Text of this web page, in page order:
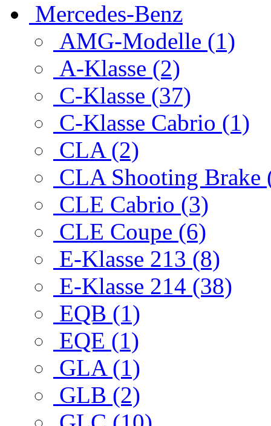
Mercedes-Benz
AMG-Modelle (1)
A-Klasse (2)
C-Klasse (37)
C-Klasse Cabrio (1)
CLA (2)
CLA Shooting Brake
CLE Cabrio (3)
CLE Coupe (6)
E-Klasse 213 (8)
E-Klasse 214 (38)
EQB (1)
EQE (1)
GLA (1)
GLB (2)